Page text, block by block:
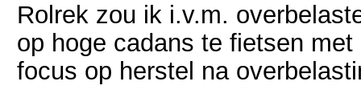
Rolrek zou ik i.v.m.
op hoge cadans te fietsen
focus op herstel na